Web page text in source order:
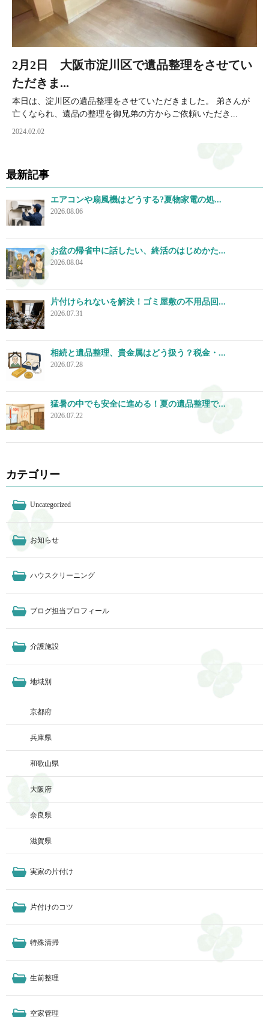
2月2日 大阪市淀川区で遺品整理をさせてい
ただきま...
本日は、淀川区の遺品整理をさせていただきました。 弟さんが
亡くなられ、遺品の整理を御兄弟の方からご依頼いただき...
2024.02.02
最新記事
エアコンや扇風機はどうする?夏物家電の処...
2026.08.06
お盆の帰省中に話したい、終活のはじめかた...
2026.08.04
片付けられないを解決！ゴミ屋敷の不用品回...
2026.07.31
相続と遺品整理、貴金属はどう扱う？税金・...
2026.07.28
猛暑の中でも安全に進める！夏の遺品整理で...
2026.07.22
カテゴリー
Uncategorized
お知らせ
ハウスクリーニング
ブログ担当プロフィール
介護施設
地域別
京都府
兵庫県
和歌山県
大阪府
奈良県
滋賀県
実家の片付け
片付けのコツ
特殊清掃
生前整理
空家管理